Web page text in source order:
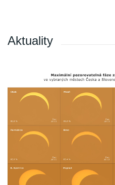
Aktuality